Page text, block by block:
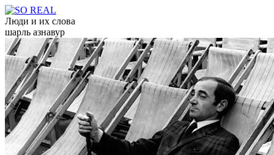
Люди и их слова
шарль азнавур